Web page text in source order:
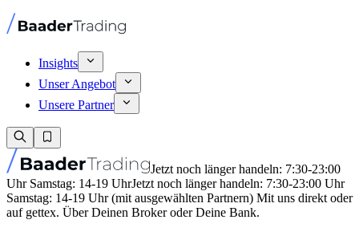
Insights
Unser Angebot
Unsere Partner
Jetzt noch länger handeln: 7:30-23:00
Uhr Samstag: 14-19 UhrJetzt noch länger handeln: 7:30-23:00 Uhr
Samstag: 14-19 Uhr (mit ausgewählten Partnern) Mit uns direkt oder
auf gettex. Über Deinen Broker oder Deine Bank.